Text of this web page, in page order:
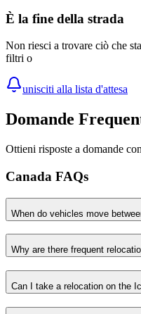
È la fine della strada
Non riesci a trovare ciò che
filtri o
unisciti alla lista d'attesa
Domande
Ottieni risposte a domande
Canada FAQs
When do vehicles move
Why are there frequent
Can I take a relocation on the